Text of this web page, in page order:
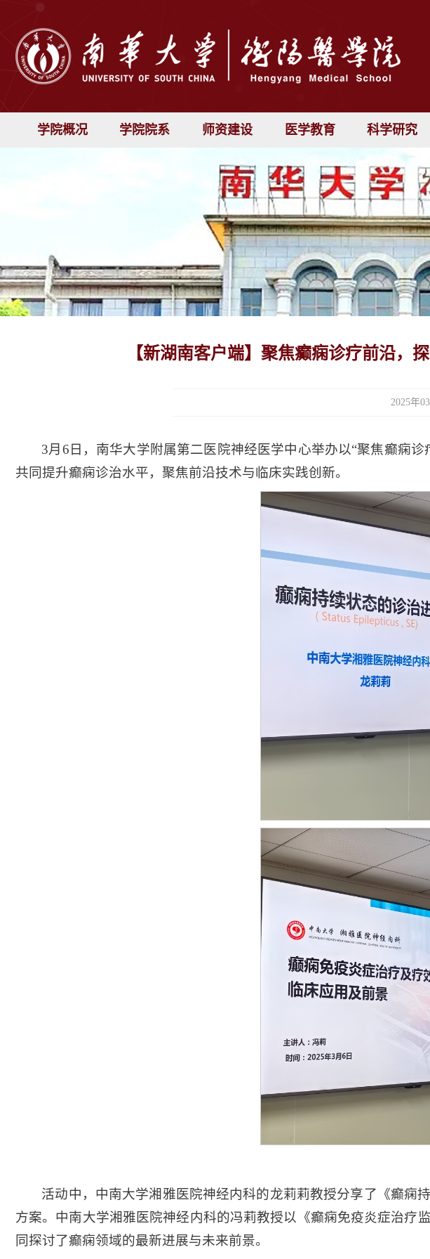
学院概况 学院院系 师资建设 医学教育 科学研究
【新湖南客户端】聚焦癫痫诊疗前沿，
2025年
3月6日，南华大学附属第二医院神经医学中心举办以“聚焦癫痫
共同提升癫痫诊治水平，聚焦前沿技术与临床实践创新。
活动中，中南大学湘雅医院神经内科的龙莉莉教授分享了《癫痫
方案。中南大学湘雅医院神经内科的冯莉教授以《癫痫免疫炎症治
同探讨了癫痫领域的最新进展与未来前景。